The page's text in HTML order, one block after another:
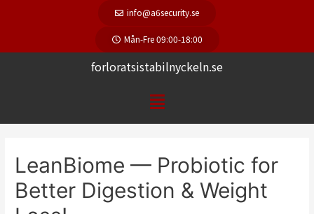
info@a6security.se
Mån-Fre 09:00-18:00
forloratsistabilnyckeln.se
LeanBiome — Probiotic for
Better Digestion & Weight